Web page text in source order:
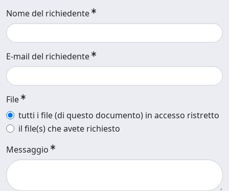
Nome del richiedente
E-mail del richiedente
File
tutti i file (di questo documento) in accesso ristretto
il file(s) che avete richiesto
Messaggio